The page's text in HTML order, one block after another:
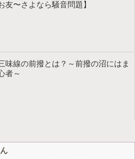
友〜さよなら騒音問題】
味線の前撥とは？～前撥の沼にはま
者～